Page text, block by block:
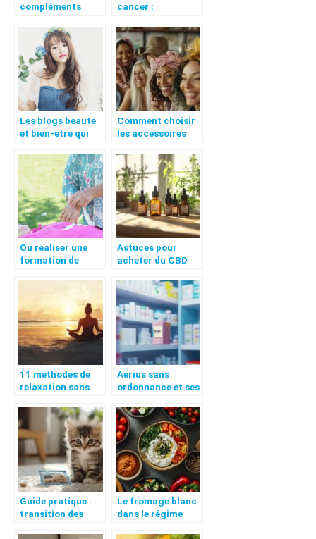
compléments
leur importance
cancer :
bases de cette
maladie complexe
Les blogs beaute
et bien-etre qui
votre rituel de soin
Comment choisir
les accessoires
de cheveux après
un traitement
médical ?
Où réaliser une
formation de
Astuces pour
acheter du CBD
compromettre la
qualité
11 méthodes de
relaxation sans
votre énergie
grâce au Qi Gong
Aerius sans
ordonnance et ses
Solutions
efficaces contre
les symptomes
allergiques
Guide pratique :
transition des
Le fromage blanc
dans le régime